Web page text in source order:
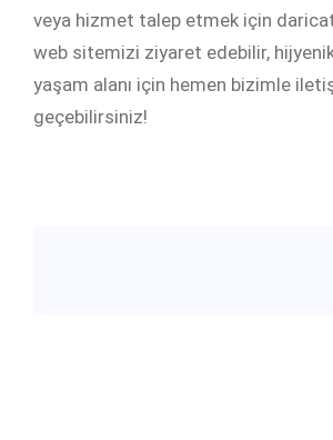
veya hizmet talep etmek için
web sitemizi ziyaret edebilir,
yaşam alanı için hemen bizimle
geçebilirsiniz!